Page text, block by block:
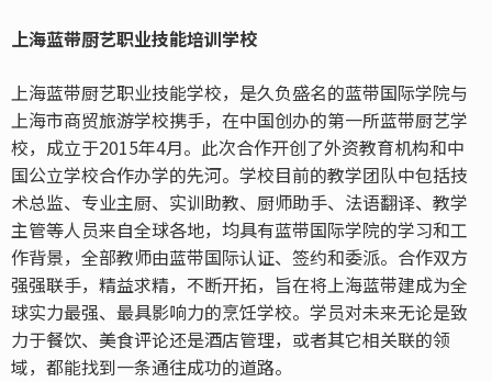
上海蓝带厨艺职业技能培训学校
上海蓝带厨艺职业技能学校，是久负盛名的蓝带国际学院与
上海市商贸旅游学校携手，在中国创办的第一所蓝带厨艺学
校，成立于2015年4月。此次合作开创了外资教育机构和中
国公立学校合作办学的先河。学校目前的教学团队中包括技
术总监、专业主厨、实训助教、厨师助手、法语翻译、教学
主管等人员来自全球各地，均具有蓝带国际学院的学习和工
作背景，全部教师由蓝带国际认证、签约和委派。合作双方
强强联手，精益求精，不断开拓，旨在将上海蓝带建成为全
球实力最强、最具影响力的烹饪学校。学员对未来无论是致
力于餐饮、美食评论还是酒店管理，或者其它相关联的领
域，都能找到一条通往成功的道路。